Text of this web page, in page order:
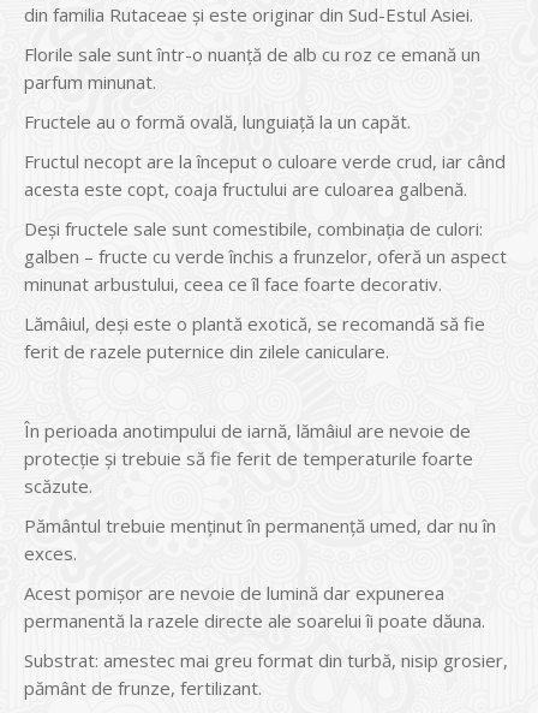
din familia Rutaceae şi este originar din Sud-Estul Asiei.
Florile sale sunt într-o nuanţă de alb cu roz ce emană un
parfum minunat.
Fructele au o formă ovală, lunguiaţă la un capăt.
Fructul necopt are la început o culoare verde crud, iar când
acesta este copt, coaja fructului are culoarea galbenă.
Deşi fructele sale sunt comestibile, combinaţia de culori:
galben – fructe cu verde închis a frunzelor, oferă un aspect
minunat arbustului, ceea ce îl face foarte decorativ.
Lămâiul, deşi este o plantă exotică, se recomandă să fie
ferit de razele puternice din zilele caniculare.
În perioada anotimpului de iarnă, lămâiul are nevoie de
protecţie şi trebuie să fie ferit de temperaturile foarte
scăzute.
Pământul trebuie menţinut în permanenţă umed, dar nu în
exces.
Acest pomişor are nevoie de lumină dar expunerea
permanentă la razele directe ale soarelui îi poate dăuna.
Substrat: amestec mai greu format din turbă, nisip grosier,
pământ de frunze, fertilizant.